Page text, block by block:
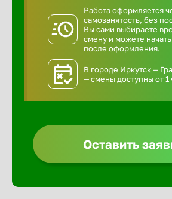
Работа оформляется
самозанятость, без
Вы сами выбираете
смену и можете
после оформления.
В городе Иркутск —
— смены доступны от 1
Оставить